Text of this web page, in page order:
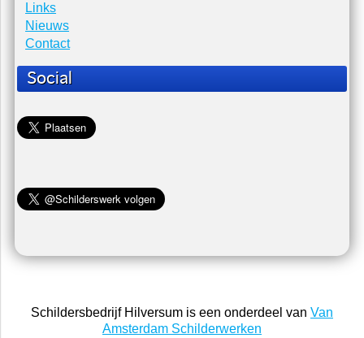
Links
Nieuws
Contact
Social
Schildersbedrijf Hilversum is een onderdeel van Van
Amsterdam Schilderwerken